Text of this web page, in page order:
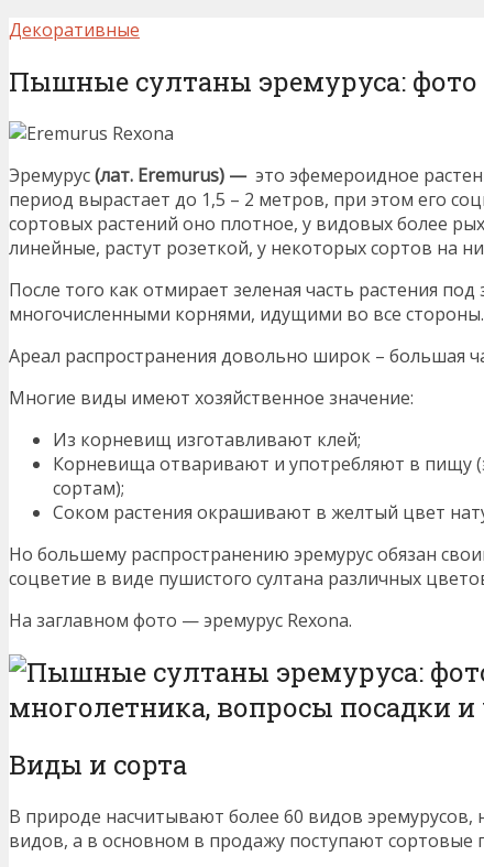
Декоративные
Пышные султаны эремуруса: фото
Эремурус(лат. Eremurus) —это эфемероидное
период вырастает до 1,5 – 2 метров, при этом его
сортовых растений оно плотное, у видовых более
линейные, растут розеткой, у некоторых сортов на
После того как отмирает зеленая часть растения
многочисленными корнями, идущими во все стороны.
Ареал распространения довольно широк – большая
Многие виды имеют хозяйственное значение:
Из корневищ изготавливают клей;
Корневища отваривают и употребляют в пищу
сортам);
Соком растения окрашивают в желтый цвет
Но большему распространению эремурус обязан
соцветие в виде пушистого султана различных
На заглавном фото — эремурус Rexona.
Виды и сорта
В природе насчитывают более 60 видов эремурусов,
видов, а в основном в продажу поступают сортовые